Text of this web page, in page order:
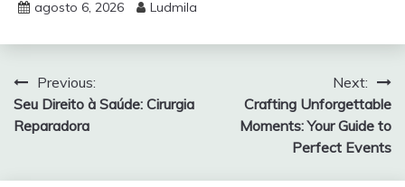
agosto 6, 2026 Ludmila
Navegação
de
Previous:
Seu Direito à Saúde: Cirurgia
Reparadora
Next:
Crafting Unforgettable
Moments: Your Guide to
Perfect Events